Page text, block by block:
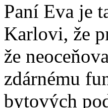
Paní Eva je
Karlovi, že
že
zdárnému
bytových